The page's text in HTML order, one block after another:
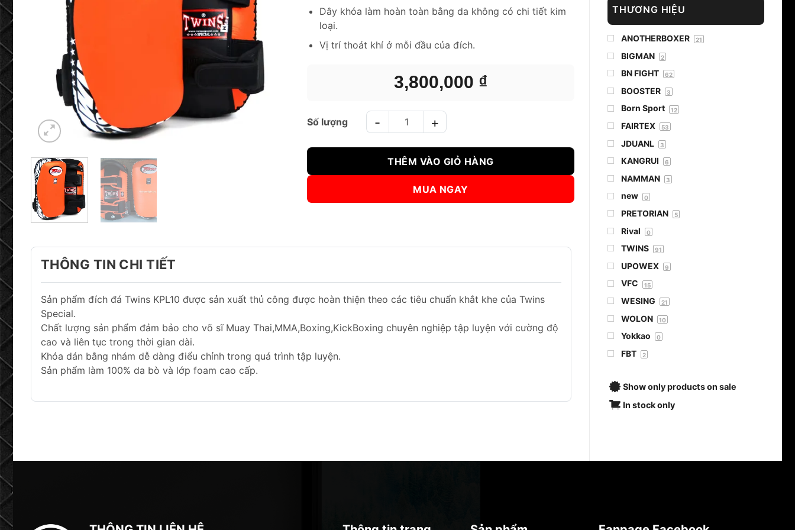
THƯƠNG HIỆU
ANOTHERBOXER 21
BIGMAN 2
BN FIGHT 62
BOOSTER 3
Born Sport 12
FAIRTEX 53
JDUANL 3
KANGRUI 6
NAMMAN 3
new 0
PRETORIAN 5
Rival 0
TWINS 91
UPOWEX 9
VFC 15
WESING 21
WOLON 10
Yokkao 0
FBT 2
Show only products on sale
In stock only
3,800,000 ₫
Dây khóa làm hoàn toàn bằng da không có chi tiết kim
loại.
Vị trí thoát khí ở mỗi đầu của đích.
ĐÍCH ĐÁ TWINS KICK PADS KPL10 - ĐEN CAM số lượng
THÊM VÀO GIỎ HÀNG
MUA NGAY
THÔNG TIN CHI TIẾT
Sản phẩm đích đá Twins KPL10 được sản xuất thủ công được hoàn thiện theo các tiêu chuẩn khắt khe của Twins
Special.
Chất lượng sản phẩm đảm bảo cho võ sĩ Muay Thai,MMA,Boxing,KickBoxing chuyên nghiệp tập luyện với cường độ
cao và liên tục trong thời gian dài.
Khóa dán bằng nhám dễ dàng điểu chỉnh trong quá trình tập luyện.
Sản phẩm làm 100% da bò và lớp foam cao cấp.